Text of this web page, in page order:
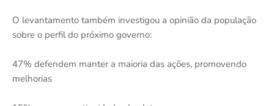
O levantamento também investigou a opinião da população
sobre o perfil do próximo governo:
47% defendem manter a maioria das ações, promovendo
melhorias